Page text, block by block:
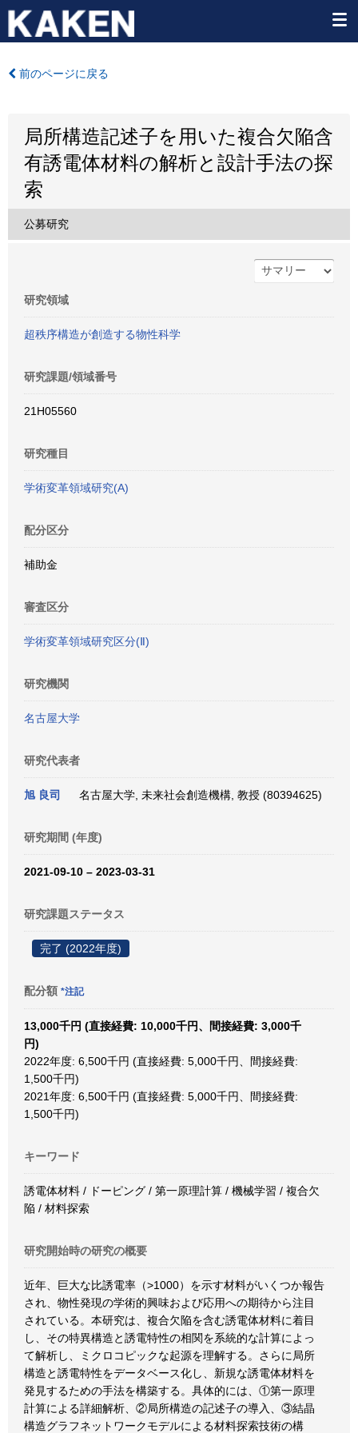
前のページに戻る
局所構造記述子を用いた複合欠陥含
有誘電体材料の解析と設計手法の探
索
公募研究
研究領域
超秩序構造が創造する物性科学
研究課題/領域番号
21H05560
研究種目
学術変革領域研究(A)
配分区分
補助金
審査区分
学術変革領域研究区分(Ⅱ)
研究機関
名古屋大学
研究代表者
旭 良司 名古屋大学, 未来社会創造機構, 教授 (80394625)
研究期間 (年度)
2021-09-10 – 2023-03-31
研究課題ステータス
完了 (2022年度)
配分額 *注記
13,000千円 (直接経費: 10,000千円、間接経費: 3,000千
円)
2022年度: 6,500千円 (直接経費: 5,000千円、間接経費:
1,500千円)
2021年度: 6,500千円 (直接経費: 5,000千円、間接経費:
1,500千円)
キーワード
誘電体材料 / ドーピング / 第一原理計算 / 機械学習 / 複合欠
陥 / 材料探索
研究開始時の研究の概要
近年、巨大な比誘電率（>1000）を示す材料がいくつか報告
され、物性発現の学術的興味および応用への期待から注目
されている。本研究は、複合欠陥を含む誘電体材料に着目
し、その特異構造と誘電特性の相関を系統的な計算によっ
て解析し、ミクロコピックな起源を理解する。さらに局所
構造と誘電特性をデータベース化し、新規な誘電体材料を
発見するための手法を構築する。具体的には、①第一原理
計算による詳細解析、②局所構造の記述子の導入、③結晶
構造グラフネットワークモデルによる材料探索技術の構